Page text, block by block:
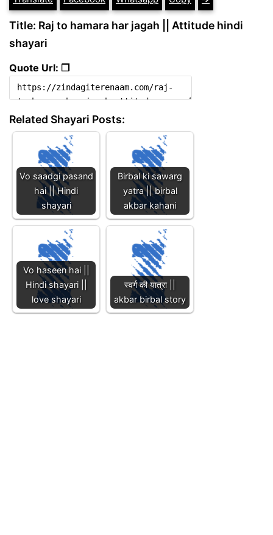
Title: Raj to hamara har jagah || Attitude hindi
shayari
Quote Url: ❐
Related Shayari Posts:
Vo saadgi pasand
hai || Hindi
shayari
Birbal ki sawarg
yatra || birbal
akbar kahani
Vo haseen hai ||
Hindi shayari ||
love shayari
स्वर्ग की यात्रा ||
akbar birbal story